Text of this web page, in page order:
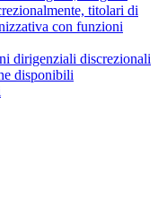
titolari di
con funzioni
dirigenziali discrezionali
disponibili